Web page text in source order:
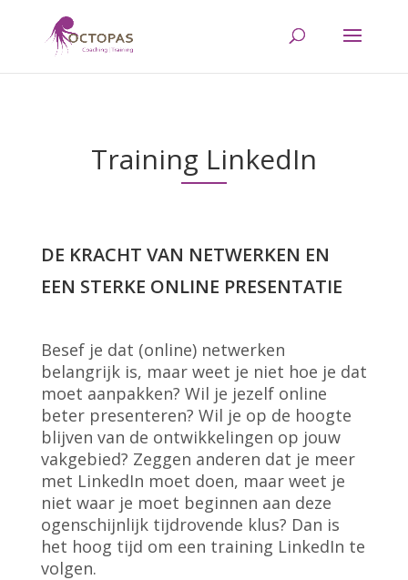
Training LinkedIn
DE KRACHT VAN NETWERKEN EN
EEN STERKE ONLINE PRESENTATIE
Besef je dat (online) netwerken
belangrijk is, maar weet je niet hoe je dat
moet aanpakken? Wil je jezelf online
beter presenteren? Wil je op de hoogte
blijven van de ontwikkelingen op jouw
vakgebied? Zeggen anderen dat je meer
met LinkedIn moet doen, maar weet je
niet waar je moet beginnen aan deze
ogenschijnlijk tijdrovende klus? Dan is
het hoog tijd om een training LinkedIn te
volgen.